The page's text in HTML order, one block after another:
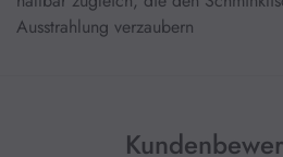
Ausstrahlung verzaubern